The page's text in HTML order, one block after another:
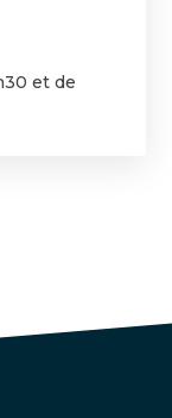
et de